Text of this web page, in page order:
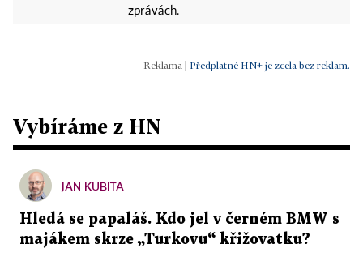
zprávách.
Předplatné HN+ je zcela bez reklam.
Vybíráme z HN
JAN KUBITA
Hledá se papaláš. Kdo jel v černém BMW s
majákem skrze „Turkovu“ křižovatku?